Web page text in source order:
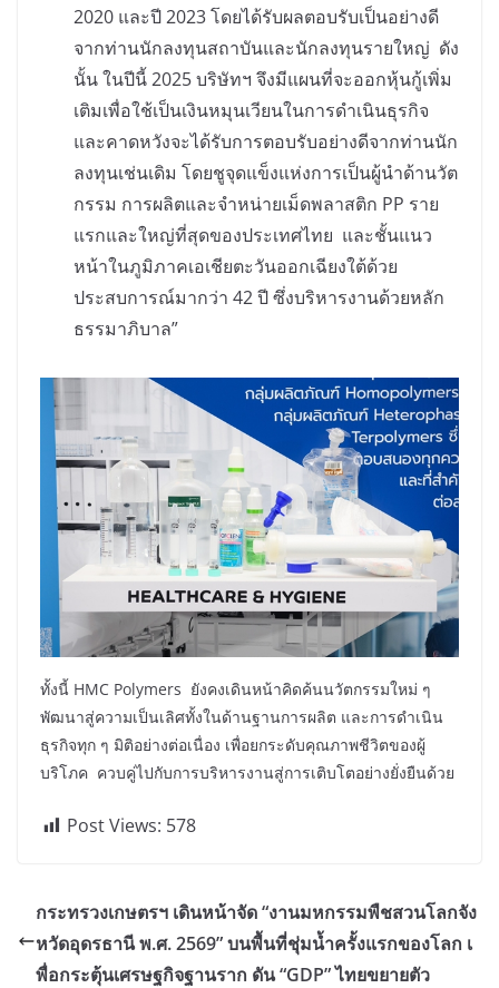
2020 และปี 2023 โดยได้รับผลตอบรับเป็นอย่างดี
จากท่านนักลงทุนสถาบันและนักลงทุนรายใหญ่ ดัง
นั้น ในปีนี้ 2025 บริษัทฯ จึงมีแผนที่จะออกหุ้นกู้เพิ่ม
เติมเพื่อใช้เป็นเงินหมุนเวียนในการดำเนินธุรกิจ
และคาดหวังจะได้รับการตอบรับอย่างดีจากท่านนัก
ลงทุนเช่นเดิม โดยชูจุดแข็งแห่งการเป็นผู้นำด้านวัต
กรรม การผลิตและจำหน่ายเม็ดพลาสติก PP ราย
แรกและใหญ่ที่สุดของประเทศไทย และชั้นแนว
หน้าในภูมิภาคเอเชียตะวันออกเฉียงใต้ด้วย
ประสบการณ์มากว่า 42 ปี ซึ่งบริหารงานด้วยหลัก
ธรรมาภิบาล”
ทั้งนี้ HMC Polymers ยังคงเดินหน้าคิดค้นนวัตกรรมใหม่ ๆ
พัฒนาสู่ความเป็นเลิศทั้งในด้านฐานการผลิต และการดำเนิน
ธุรกิจทุก ๆ มิติอย่างต่อเนื่อง เพื่อยกระดับคุณภาพชีวิตของผู้
บริโภค ควบคู่ไปกับการบริหารงานสู่การเติบโตอย่างยั่งยืนด้วย
Post Views: 578
กระทรวงเกษตรฯ เดินหน้าจัด “งานมหกรรมพืชสวนโลกจัง
หวัดอุดรธานี พ.ศ. 2569” บนพื้นที่ชุ่มน้ำครั้งแรกของโลก เ
พื่อกระตุ้นเศรษฐกิจฐานราก ดัน “GDP” ไทยขยายตัว